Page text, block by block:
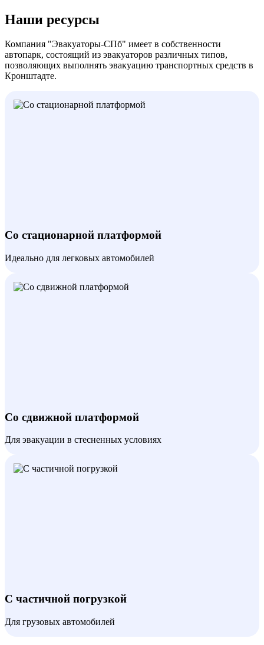
Наши ресурсы
Компания "Эвакуаторы-СПб" имеет в собственности
автопарк, состоящий из эвакуаторов различных типов,
позволяющих выполнять эвакуацию транспортных средств в
Кронштадте.
Со стационарной платформой
Идеально для легковых автомобилей
Со сдвижной платформой
Для эвакуации в стесненных условиях
С частичной погрузкой
Для грузовых автомобилей